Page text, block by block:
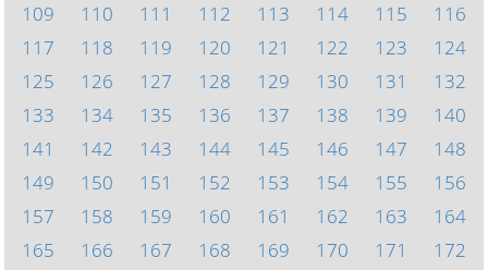
109
110 111 112 113 114 115
116
117
118 119 120 121 122 123
124
125
126 127 128 129 130 131
132
133
134 135 136 137 138 139
140
141
142 143 144 145 146 147
148
149
150 151 152 153 154 155
156
157
158 159 160 161 162 163
164
165
166 167 168 169 170 171
172